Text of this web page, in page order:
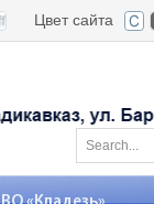
Цвет сайта